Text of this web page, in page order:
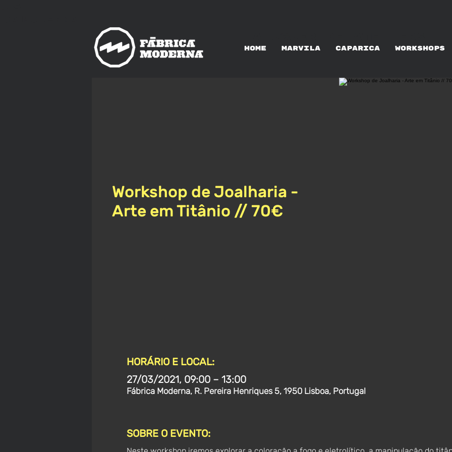
HOME MARVILA CAPARICA WORKSHOPS
Workshop de Joalharia -
Arte em Titânio // 70€
HORÁRIO E LOCAL:
27/03/2021, 09:00 – 13:00
Fábrica Moderna, R. Pereira Henriques 5, 1950 Lisboa, Portugal
SOBRE O EVENTO: